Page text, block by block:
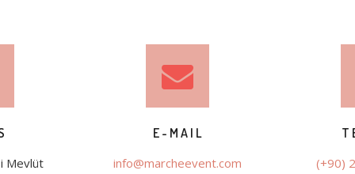
Mevlüt
E-MAIL
info@marcheevent.com
(+90)